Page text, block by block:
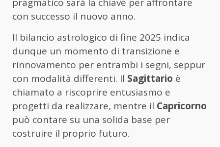
con successo il nuovo anno.
Il bilancio astrologico di fine 2025 indica
dunque un momento di transizione e
rinnovamento per entrambi i segni, seppur
con modalità differenti. Il Sagittario è
chiamato a riscoprire entusiasmo e
progetti da realizzare, mentre il Capricorno
può contare su una solida base per
costruire il proprio futuro.